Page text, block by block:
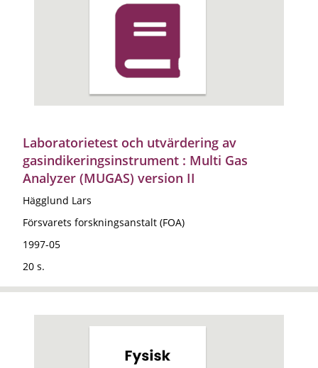
Laboratorietest och utvärdering av
gasindikeringsinstrument : Multi Gas
Analyzer (MUGAS) version II
Hägglund Lars
Försvarets forskningsanstalt (FOA)
1997-05
20 s.